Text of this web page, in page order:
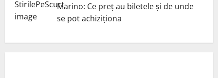
Marino: Ce preț au biletele și de unde
se pot achiziționa